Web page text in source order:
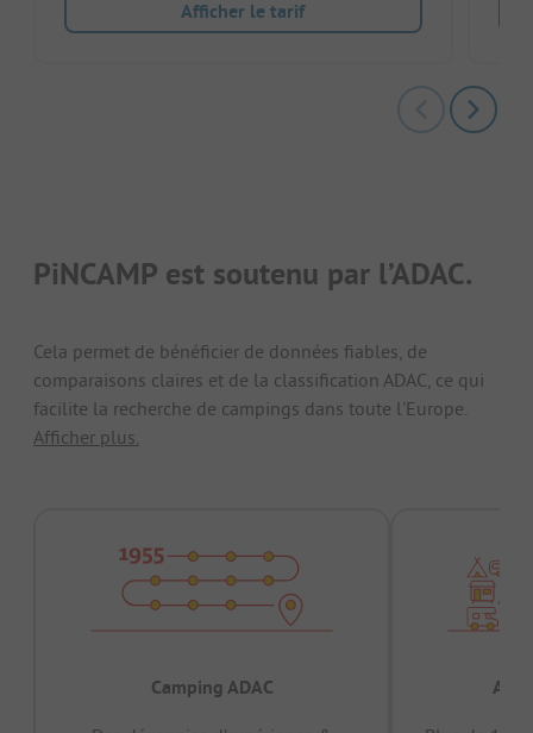
Afficher le tarif
PiNCAMP est soutenu par l’ADAC.
Cela permet de bénéficier de données fiables, de
comparaisons claires et de la classification ADAC, ce qui
facilite la recherche de campings dans toute l'Europe.
Afficher plus.
Camping ADAC